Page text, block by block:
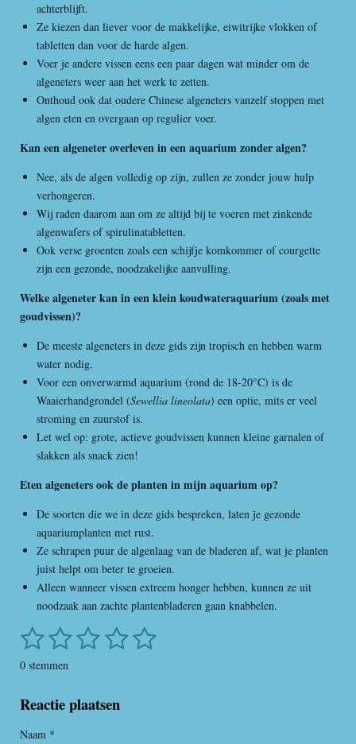
achterblijft.
Ze kiezen dan liever voor de makkelijke, eiwitrijke vlokken of
tabletten dan voor de harde algen.
Voer je andere vissen eens een paar dagen wat minder om de
algeneters weer aan het werk te zetten.
Onthoud ook dat oudere Chinese algeneters vanzelf stoppen met
algen eten en overgaan op regulier voer.
Kan een algeneter overleven in een aquarium zonder algen?
Nee, als de algen volledig op zijn, zullen ze zonder jouw hulp
verhongeren.
Wij raden daarom aan om ze altijd bij te voeren met zinkende
algenwafers of spirulinatabletten.
Ook verse groenten zoals een schijfje komkommer of courgette
zijn een gezonde, noodzakelijke aanvulling.
Welke algeneter kan in een klein koudwateraquarium (zoals met
goudvissen)?
De meeste algeneters in deze gids zijn tropisch en hebben warm
water nodig.
Voor een onverwarmd aquarium (rond de 18-20°C) is de
Waaierhandgrondel (Sewellia lineolata) een optie, mits er veel
stroming en zuurstof is.
Let wel op: grote, actieve goudvissen kunnen kleine garnalen of
slakken als snack zien!
Eten algeneters ook de planten in mijn aquarium op?
De soorten die we in deze gids bespreken, laten je gezonde
aquariumplanten met rust.
Ze schrapen puur de algenlaag van de bladeren af, wat je planten
juist helpt om beter te groeien.
Alleen wanneer vissen extreem honger hebben, kunnen ze uit
noodzaak aan zachte plantenbladeren gaan knabbelen.
R
t
n
1
s
e
2
s
e
3
e
4
e
5
S
0 stemmen
Reactie plaatsen
Naam *